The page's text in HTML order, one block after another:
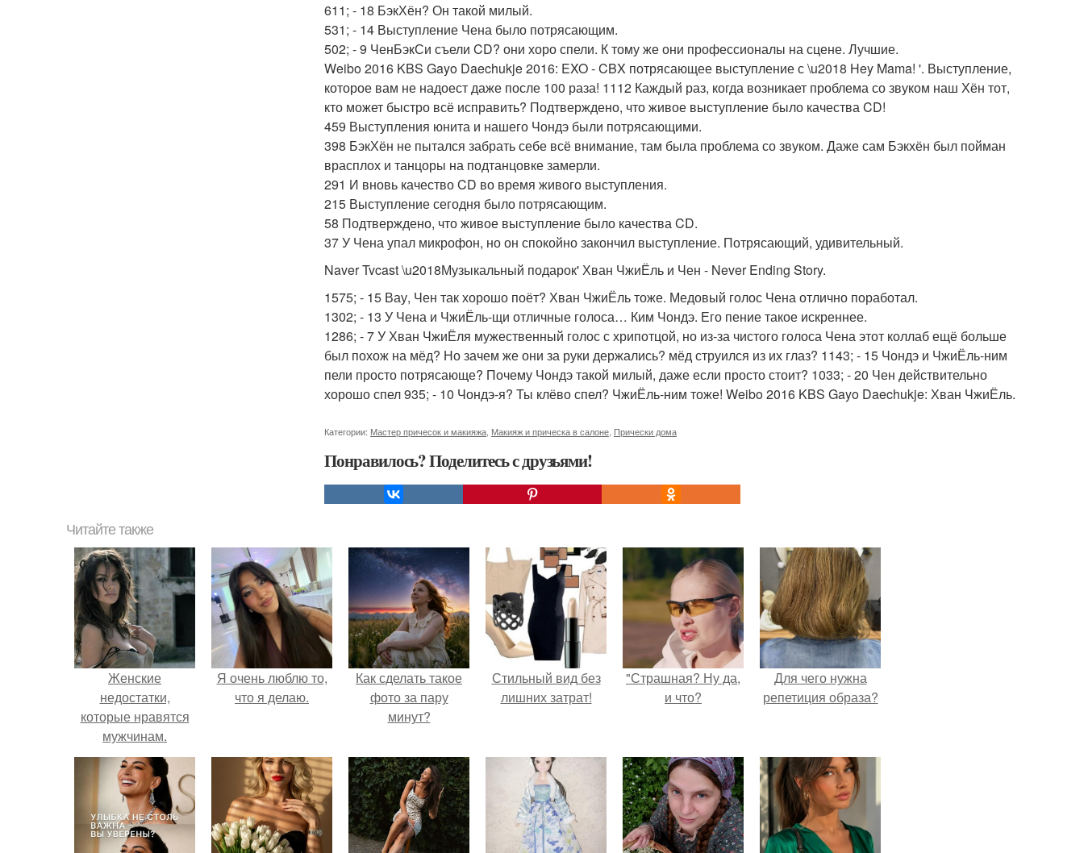
611; - 18 БэкХён? Он такой милый.
531; - 14 Выступление Чена было потрясающим.
502; - 9 ЧенБэкСи съели CD? они хоро спели. К тому же они профессионалы на сцене. Лучшие.
Weibo 2016 KBS Gayo Daechukje 2016: EXO - CBX потрясающее выступление с \u2018 Hey Mama! '. Выступление,
которое вам не надоест даже после 100 раза! 1112 Каждый раз, когда возникает проблема со звуком наш Хён тот,
кто может быстро всё исправить? Подтверждено, что живое выступление было качества CD!
459 Выступления юнита и нашего Чондэ были потрясающими.
398 БэкХён не пытался забрать себе всё внимание, там была проблема со звуком. Даже сам Бэкхён был пойман
врасплох и танцоры на подтанцовке замерли.
291 И вновь качество CD во время живого выступления.
215 Выступление сегодня было потрясающим.
58 Подтверждено, что живое выступление было качества CD.
37 У Чена упал микрофон, но он спокойно закончил выступление. Потрясающий, удивительный.
Naver Tvcast \u2018Музыкальный подарок' Хван ЧжиЁль и Чен - Never Ending Story.
1575; - 15 Вау, Чен так хорошо поёт? Хван ЧжиЁль тоже. Медовый голос Чена отлично поработал.
1302; - 13 У Чена и ЧжиЁль-щи отличные голоса… Ким Чондэ. Его пение такое искреннее.
1286; - 7 У Хван ЧжиЁля мужественный голос с хрипотцой, но из-за чистого голоса Чена этот коллаб ещё больше
был похож на мёд? Но зачем же они за руки держались? мёд струился из их глаз? 1143; - 15 Чондэ и ЧжиЁль-ним
пели просто потрясающе? Почему Чондэ такой милый, даже если просто стоит? 1033; - 20 Чен действительно
хорошо спел 935; - 10 Чондэ-я? Ты клёво спел? ЧжиЁль-ним тоже! Weibo 2016 KBS Gayo Daechukje: Хван ЧжиЁль.
Категории: Мастер причесок и макияжа Макияж и прическа в салоне Прически дома
Понравилось? Поделитесь с друзьями!
Читайте также
Женские
недостатки,
которые нравятся
мужчинам.
Я очень люблю то,
что я делаю.
Как сделать такое
фото за пару
минут?
Стильный вид без
лишних затрат!
"Страшная? Ну да,
и что?
Для чего нужна
репетиция образа?